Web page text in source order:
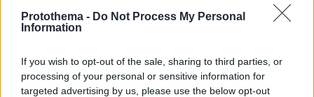
Protothema - Do Not Process My Personal
Information
If you wish to opt-out of the sale, sharing to third parties, or
processing of your personal or sensitive information for
targeted advertising by us, please use the below opt-out